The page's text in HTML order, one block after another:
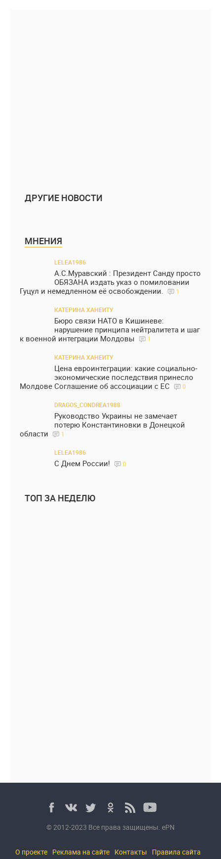
ДРУГИЕ НОВОСТИ
МНЕНИЯ
LELEA1986
А.С.Муравский : Президент Санду просто
ОБЯЗАНА издать указ о помиловании
Гуцул и немедленном её освобождении.
1
КАТЕРИНА ХАНЕИТУ
Бюро связи НАТО в Кишиневе:
нарушение принципа нейтралитета и шаг
к военной интеграции Молдовы
1
КАТЕРИНА ХАНЕИТУ
Цена евроинтеграции: какие социально-
экономические последствия принесло
Молдове Соглашение об ассоциации с ЕС
0
DRAGOS_CONDREA1988
Руководство Украины не замечает
потерю Константиновки в Донецкой
области
1
LELEA1986
С Днем России! 0
ТОП ЗА НЕДЕЛЮ
© 2012-2023 Все права защищены. ePN
О проекте Реклама на сайте Контакты Правила сайта